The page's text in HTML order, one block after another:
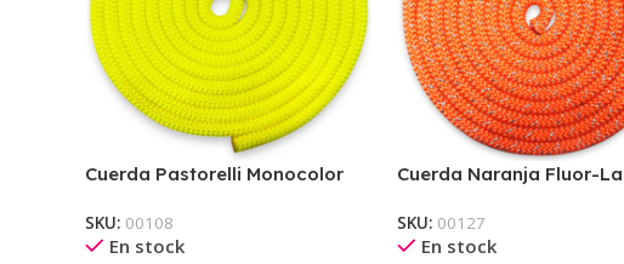
Cuerda Pastorelli Monocolor
SKU: 00108
En stock
Cuerda Naranja Fluor-
SKU: 00127
En stock